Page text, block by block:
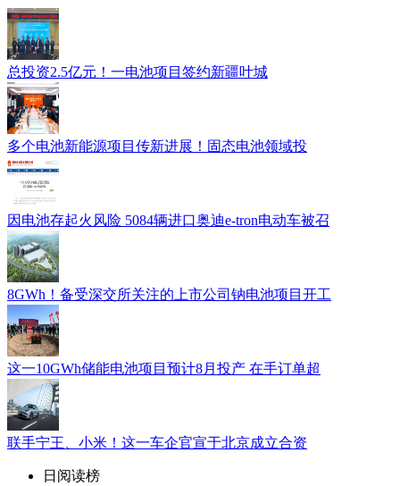
总投资2.5亿元！一电池项目签约新疆叶城
多个电池新能源项目传新进展！固态电池领域投
因电池存起火风险 5084辆进口奥迪e-tron电动车被召
8GWh！备受深交所关注的上市公司钠电池项目开工
这一10GWh储能电池项目预计8月投产 在手订单超
联手宁王、小米！这一车企官宣于北京成立合资
日阅读榜